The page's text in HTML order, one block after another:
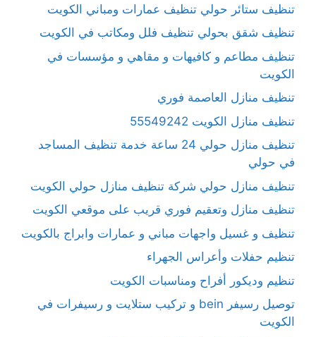
تنظيف ستائر حولي تنظيف عمارات ومباني الكويت
تنظيف شقق بحولي تنظيف فلل ومكاتب في الكويت
تنظيف مطاعم و كافيهات و مقاهي و مؤسسات في
الكويت
تنظيف منازل العاصمة فوري
تنظيف منازل الكويت 55549242
تنظيف منازل حولي 24 ساعة خدمة تنظيف المساجد
في حولي
تنظيف منازل حولي شركة تنظيف منازل حولي الكويت
تنظيف منازل وتعقيم فوري قريب على موقعي الكويت
تنظيف و غسيل واجهات مباني و عمارات وابراج بالكويت
تنظيم حفلات وأعراس الجهراء
تنظيم وديكور أفراح ومناسبات الكويت
توصيل رسيفر bein و تركيب ستلايت و رسيفرات في
الكويت